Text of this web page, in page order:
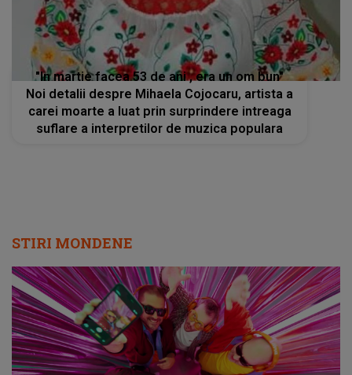
"In martie facea 53 de ani , era un om bun"
Noi detalii despre Mihaela Cojocaru, artista a
carei moarte a luat prin surprindere intreaga
suflare a interpretilor de muzica populara
STIRI MONDENE